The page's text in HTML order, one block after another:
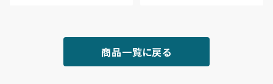
商品一覧に戻る